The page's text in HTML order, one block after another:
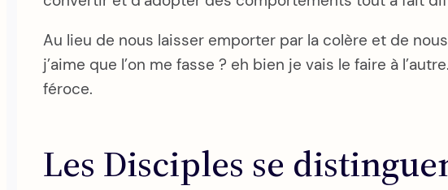
Au lieu de nous laisser emporter par la colère et de
j’aime que l’on me fasse ? eh bien je vais le faire à
féroce.
Les Disciples se